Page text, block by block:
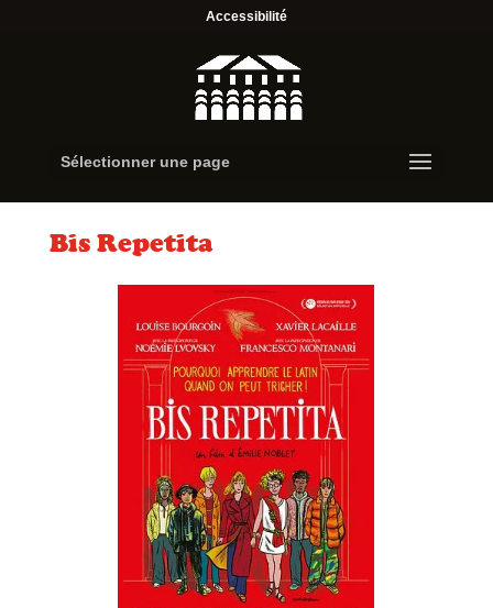
Accessibilité
Sélectionner une page
Bis Repetita